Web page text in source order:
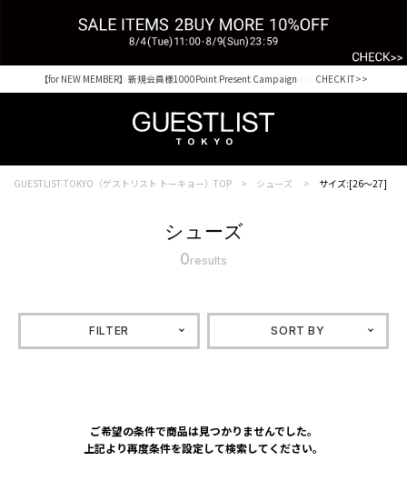
Shopping from outside Japan? Visit our Global Site here. >>
【for NEW MEMBER】新規会員様1000Point Present Campaign CHECK IT>>
GUESTLIST TOKYO（ゲストリスト トーキョー）TOP シューズ サイズ:[26～27]
シューズ
0results
FILTER SORT BY
ご希望の条件で商品は見つかりませんでした。
上記より再度条件を設定して検索してください。